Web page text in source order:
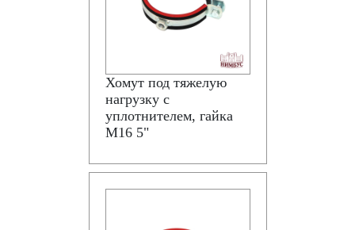
Хомут под тяжелую
нагрузку с
уплотнителем, гайка
М16 5"